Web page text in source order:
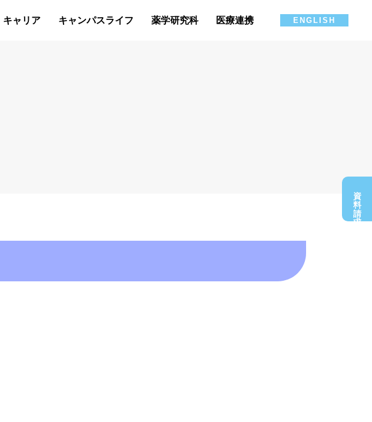
キャリア キャンパスライフ 薬学研究科 医療連携 ENGLISH
資料請求